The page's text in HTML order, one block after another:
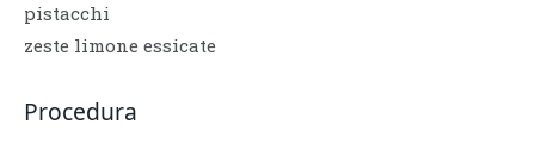
pistacchi
zeste limone essicate
Procedura